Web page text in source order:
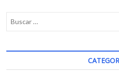
g
a
i
ó
p
s
: